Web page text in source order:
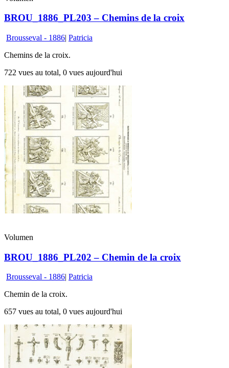
BROU_1886_PL203 – Chemins de la croix
Brousseval - 1886| Patricia
Chemins de la croix.
722 vues au total, 0 vues aujourd'hui
Volumen
BROU_1886_PL202 – Chemin de la croix
Brousseval - 1886 Patricia
Chemin de la croix.
657 vues au total, 0 vues aujourd'hui